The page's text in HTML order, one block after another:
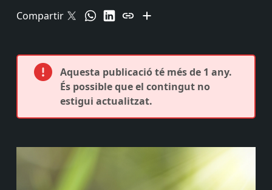
Compartir
Aquesta publicació té més de 1 any.
És possible que el contingut no
estigui actualitzat.